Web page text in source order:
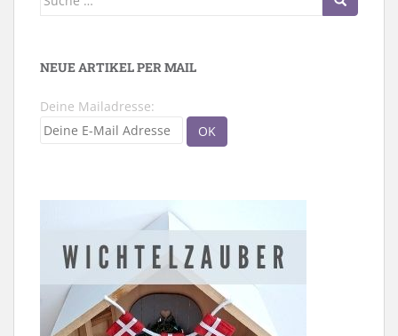
NEUE ARTIKEL PER MAIL
Deine Mailadresse: